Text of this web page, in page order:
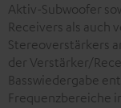
Aktiv-Subwoofer
Receivers als auch
Stereoverstärkers
der Verstärker/
Basswiedergabe
Frequenzbereiche